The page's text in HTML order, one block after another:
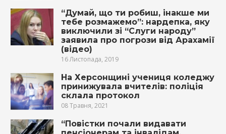
“Думай, що ти робиш, інакше ми
тебе розмажемо”: нардепка, яку
виключили зі “Слуги народу”
заявила про погрози від Арахамії
(відео)
16 Листопада, 2019
На Херсонщині учениця коледжу
принижувала вчителів: поліція
склала протокол
08 Травня, 2021
“Повістки почали видавати